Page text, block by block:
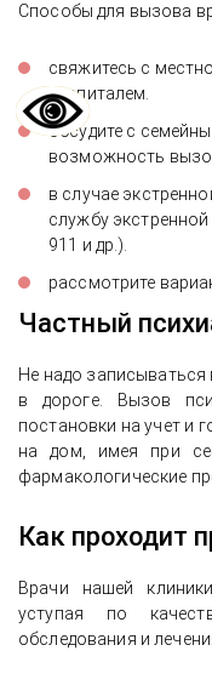
Способы для вызова
свяжитесь с
госпиталем.
обсудите с
возможность
в случае
службу
911 и др.).
рассмотрите
Частный
Не надо записываться
в дороге. Вызов
постановки на учет и
на дом, имея при
фармакологические
Как проходит
Врачи нашей
уступая по
обследования и